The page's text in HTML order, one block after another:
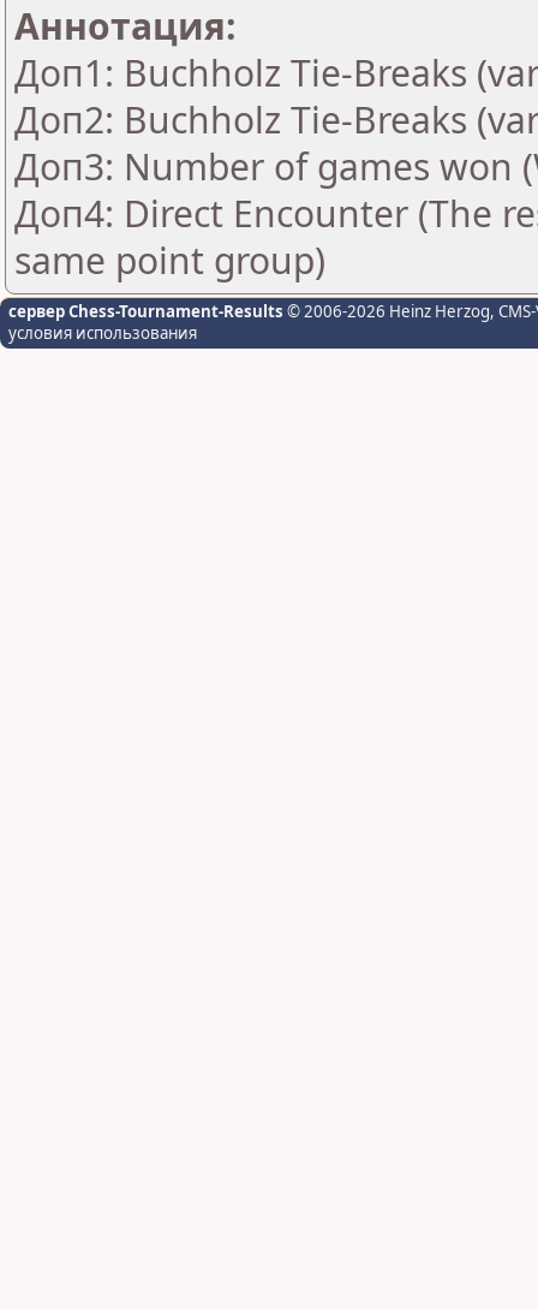
Аннотация:
Доп1: Buchholz Tie-Breaks
Доп2: Buchholz Tie-Breaks
Доп3: Number of games won
Доп4: Direct Encounter (The
same point group)
сервер Chess-Tournament-Results © 2006-2026 Heinz Herzog,
условия использования